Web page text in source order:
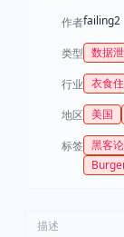
作者failing2
类型 数据
行业 衣食
地区 美国
标签 黑客
描述